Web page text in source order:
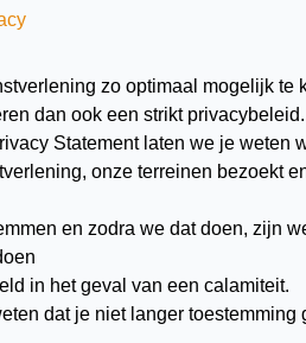
zo optimaal mogelijk te
dan ook een strikt
Statement laten we je weten
onze terreinen bezoekt
en zodra we dat doen, zijn
in het geval van een calamiteit.
dat je niet langer toestemming